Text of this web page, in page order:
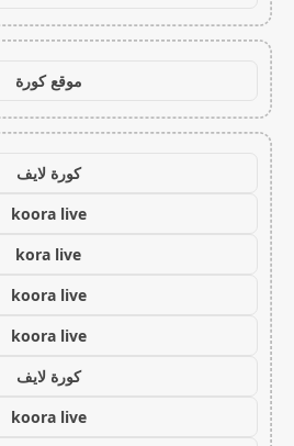
موقع كورة
كورة لايف
koora live
kora live
koora live
koora live
كورة لايف
koora live